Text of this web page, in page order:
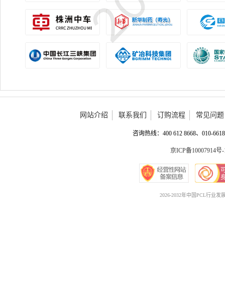
网站介绍 联系我们 订购流程 常见问题
咨询热线：400 612 8668、010-
京ICP备10007914号-
2026-2032年中国PCL行业发